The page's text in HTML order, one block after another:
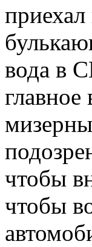
вода в
главное
чтобы
чтобы